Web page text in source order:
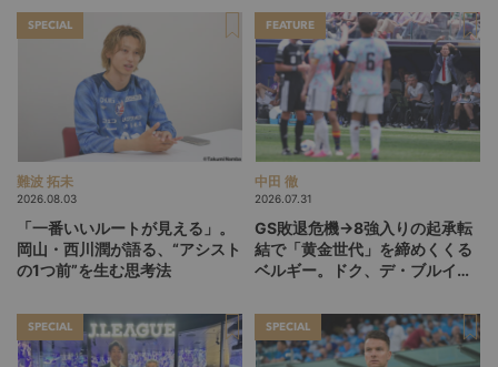
SPECIAL
難波 拓未
2026.08.03
「一番いいルートが見える」。
岡山・西川潤が語る、“アシスト
の1つ前”を生む思考法
FEATURE
中田 徹
2026.07.31
GS敗退危機→8強入りの起承転
結で「黄金世代」を締めくくる
ベルギー。ドク、デ・ブルイネ
ディ・ガルシア劇場の裏側
SPECIAL SPECIAL